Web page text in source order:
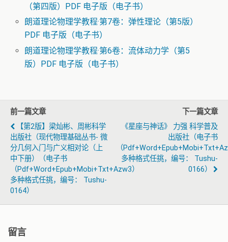
（第四版）PDF 电子版（电子书）
朗道理论物理学教程·第7卷：弹性理论（第5版）
PDF 电子版（电子书）
朗道理论物理学教程·第6卷：流体动力学（第5
版）PDF 电子版（电子书）
前一篇文章
【第2版】梁灿彬、周彬科学
出版社（现代物理基础丛书- 微
分几何入门与广义相对论（上
中下册）（电子书
（pdf+word+epub+mobi+txt+azw3）
多种格式任挑，编号： Tushu-
0164）
下一篇文章
《星座与神话》 力强 科学普及
出版社（电子书
（
多种格式任挑，编号： Tushu-
0166）
留言